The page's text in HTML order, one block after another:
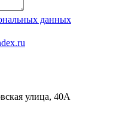
данных
улица, 40А